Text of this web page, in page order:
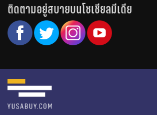
ติดตามอยู่สบายบนโซเชียลมีเดีย